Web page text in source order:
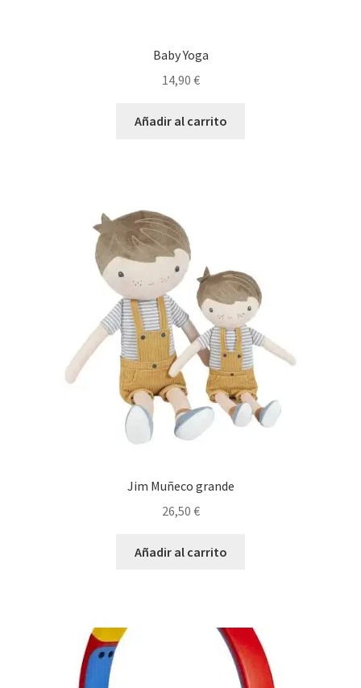
Baby Yoga
14,90 €
Añadir al carrito
Jim Muñeco grande
26,50 €
Añadir al carrito